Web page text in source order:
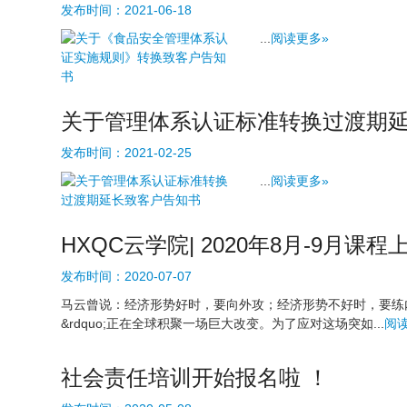
发布时间： 2021-06-18
阅读更多»
关于管理体系认证标准转换过渡期
发布时间： 2021-02-25
阅读更多»
HXQC云学院| 2020年8月-9月课程
发布时间： 2020-07-07
马云曾说：经济形势好时，要向外攻；经济形势不好时，要
&rdquo;正在全球积聚一场巨大改变。为了应对这场突如... 阅
社会责任培训开始报名啦 ！